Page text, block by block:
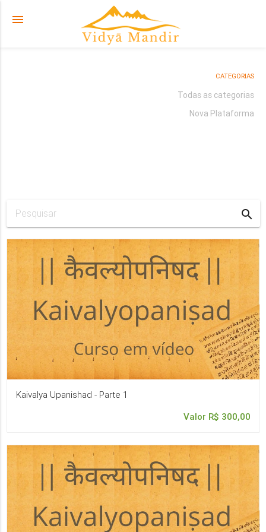
menu
CATEGORIAS
Todas as categorias
Nova Plataforma
search
Kaivalya Upanishad - Parte 1
Valor R$ 300,00